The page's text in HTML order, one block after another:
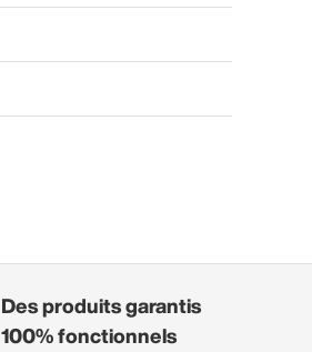
Des produits garantis
100% fonctionnels